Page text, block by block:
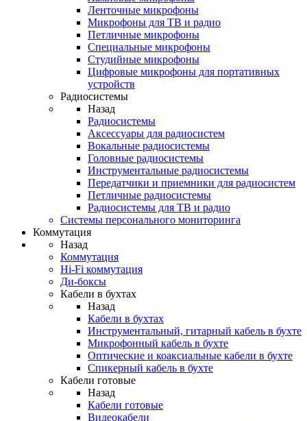
Ленточные микрофоны
Микрофоны для ТВ и радио
Петличные микрофоны
Специальные микрофоны
Студийные микрофоны
Цифровые микрофоны для портативных
устройств
Радиосистемы
Назад
Радиосистемы
Аксессуары для радиосистем
Вокальные радиосистемы
Головные радиосистемы
Инструментальные радиосистемы
Передатчики и приемники для радиосистем
Петличные радиосистемы
Радиосистемы для ТВ и радио
Системы персонального мониторинга
Коммутация
Назад
Коммутация
Hi-Fi коммутация
Ди-боксы
Кабели в бухтах
Назад
Кабели в бухтах
Инструментальный, гитарный кабель в бухте
Микрофонный кабель в бухте
Оптические и коаксиальные кабели в бухте
Спикерный кабель в бухте
Кабели готовые
Назад
Кабели готовые
Видеокабели